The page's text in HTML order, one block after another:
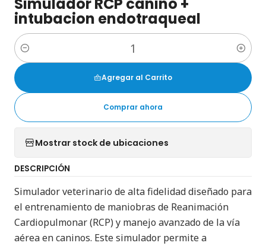
intubacion endotraqueal
Cantidad
Agregar al Carrito
Comprar ahora
Mostrar stock de ubicaciones
DESCRIPCIÓN
Simulador veterinario de alta fidelidad diseñado para
el entrenamiento de maniobras de Reanimación
Cardiopulmonar (RCP) y manejo avanzado de la vía
aérea en caninos. Este simulador permite a